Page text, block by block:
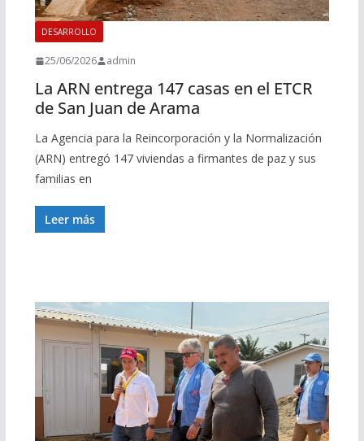
DESARROLLO
25/06/2026 admin
La ARN entrega 147 casas en el ETCR
de San Juan de Arama
La Agencia para la Reincorporación y la Normalización
(ARN) entregó 147 viviendas a firmantes de paz y sus
familias en
Leer más